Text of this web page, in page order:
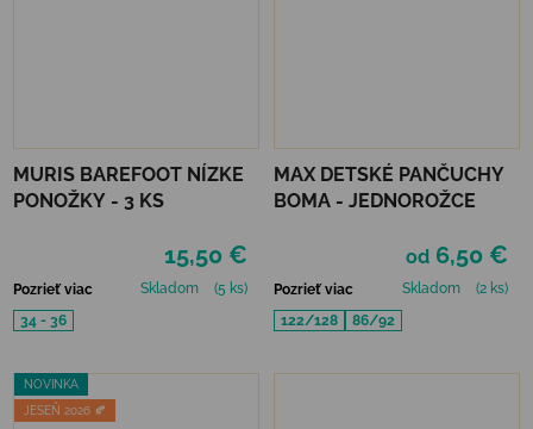
MURIS BAREFOOT NÍZKE
PONOŽKY - 3 KS
15,50 €
Pozrieť viac Skladom
(5 ks)
34 - 36
MAX DETSKÉ PANČUCHY
BOMA - JEDNOROŽCE
od 6,50 €
Pozrieť viac Skladom
(2 ks)
122/128
86/92
NOVINKA
JESEŇ 2026 🍂